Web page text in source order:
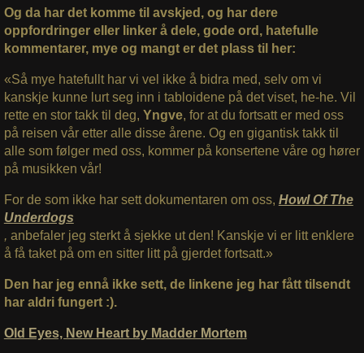
Og da har det komme til avskjed, og har dere
oppfordringer eller linker å dele, gode ord, hatefulle
kommentarer, mye og mangt er det plass til her:
«Så mye hatefullt har vi vel ikke å bidra med, selv om vi
kanskje kunne lurt seg inn i tabloidene på det viset, he-he. Vil
rette en stor takk til deg, Yngve, for at du fortsatt er med oss
på reisen vår etter alle disse årene. Og en gigantisk takk til
alle som følger med oss, kommer på konsertene våre og hører
på musikken vår!
For de som ikke har sett dokumentaren om oss, Howl Of The
Underdogs
, anbefaler jeg sterkt å sjekke ut den! Kanskje vi er litt enklere
å få taket på om en sitter litt på gjerdet fortsatt.»
Den har jeg ennå ikke sett, de linkene jeg har fått tilsendt
har aldri fungert :).
Old Eyes, New Heart by Madder Mortem